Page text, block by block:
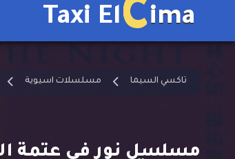
Taxi ElCima
تاكسي السيما مسلسلات اسيوية